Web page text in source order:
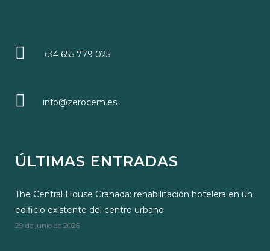
+34 655 779 025
info@zerocem.es
ÚLTIMAS ENTRADAS
The Central House Granada: rehabilitación hotelera en un
edificio existente del centro urbano
29 de junio de 2026